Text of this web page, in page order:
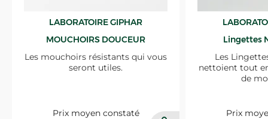
LABORATOIRE GIPHAR
MOUCHOIRS DOUCEUR
Les mouchoirs résistants qui vous
seront utiles.
Prix moyen constaté
Lingettes
Les
nettoient tout
de
Prix